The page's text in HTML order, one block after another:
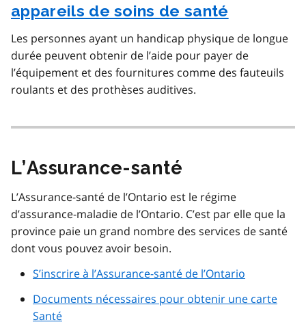
appareils de soins de santé
Les personnes ayant un handicap physique de longue
durée peuvent obtenir de l’aide pour payer de
l’équipement et des fournitures comme des fauteuils
roulants et des prothèses auditives.
L’Assurance-santé
L’Assurance-santé de l’Ontario est le régime
d’assurance-maladie de l’Ontario. C’est par elle que la
province paie un grand nombre des services de santé
dont vous pouvez avoir besoin.
S’inscrire à l’Assurance-santé de l’Ontario
Documents nécessaires pour obtenir une carte
Santé